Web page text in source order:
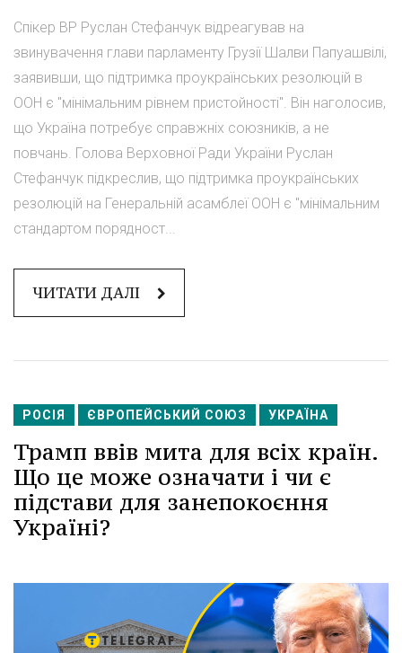
Спікер ВР Руслан Стефанчук відреагував на
звинувачення глави парламенту Грузії Шалви Папуашвілі,
заявивши, що підтримка проукраїнських резолюцій в
ООН є "мінімальним рівнем пристойності". Він наголосив,
що Україна потребує справжніх союзників, а не
повчань. Голова Верховної Ради України Руслан
Стефанчук підкреслив, що підтримка проукраїнських
резолюцій на Генеральній асамблеї ООН є "мінімальним
стандартом порядност...
ЧИТАТИ ДАЛІ
РОСІЯ ЄВРОПЕЙСЬКИЙ СОЮЗ УКРАЇНА
Трамп ввів мита для всіх країн.
Що це може означати і чи є
підстави для занепокоєння
Україні?